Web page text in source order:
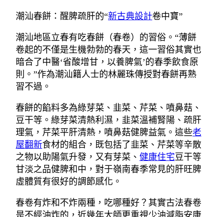
潮汕春餅：醒脾疏肝的“新古典設計卷中寶”
潮汕地區立春有吃春餅（春卷）的習俗。“薄餅
卷起的不僅是生機勃勃的春天，這一習俗其實也
暗合了中醫‘省酸增甘，以養脾氣’的春季飲食原
則。”作為潮汕籍人士的林麗珠傳授對春餅再熟
習不過。
春餅的餡料多為綠芽菜、韭菜、芹菜、噴鼻菇、
豆干等。綠芽菜清熱利濕，韭菜溫補腎陽、疏肝
理氣，芹菜平肝清熱，噴鼻菇健脾益氣。這些老
屋翻新食材的組合，既包括了韭菜、芹菜等辛散
之物以助陽氣升發，又有芽菜、 健康住宅豆干等
甘淡之品健脾和中，對于嶺南春季常見的肝旺脾
虛體質有很好的調節感化。
春卷有炸和不炸兩種，吃哪種好？其實古法春卷